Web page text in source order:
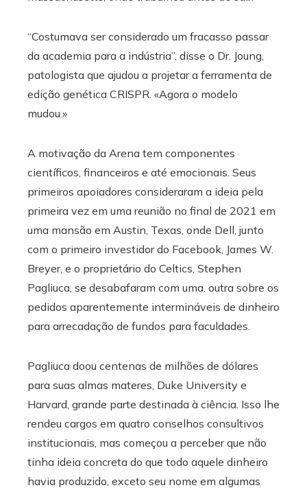
“Costumava ser considerado um fracasso passar
da academia para a indústria”, disse o Dr. Joung,
patologista que ajudou a projetar a ferramenta de
edição genética CRISPR. «Agora o modelo
mudou.»
A motivação da Arena tem componentes
científicos, financeiros e até emocionais. Seus
primeiros apoiadores consideraram a ideia pela
primeira vez em uma reunião no final de 2021 em
uma mansão em Austin, Texas, onde Dell, junto
com o primeiro investidor do Facebook, James W.
Breyer, e o proprietário do Celtics, Stephen
Pagliuca, se desabafaram com uma. outra sobre os
pedidos aparentemente intermináveis ​​de dinheiro
para arrecadação de fundos para faculdades.
Pagliuca doou centenas de milhões de dólares
para suas almas materes, Duke University e
Harvard, grande parte destinada à ciência. Isso lhe
rendeu cargos em quatro conselhos consultivos
institucionais, mas começou a perceber que não
tinha ideia concreta do que todo aquele dinheiro
havia produzido, exceto seu nome em algumas